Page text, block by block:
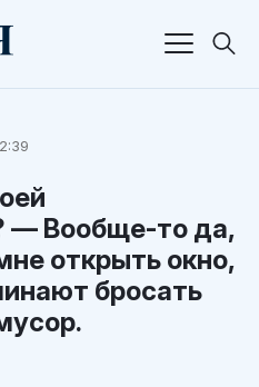
— Вообще-то да,
открыть окно,
бросать